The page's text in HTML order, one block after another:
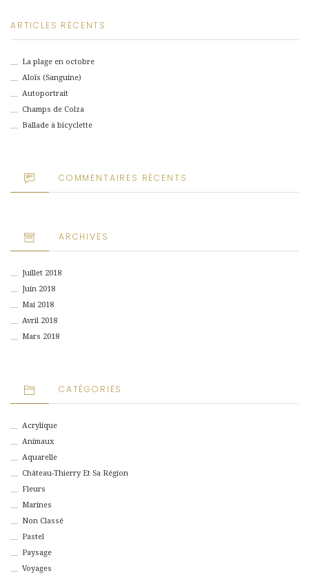
ARTICLES RÉCENTS
La plage en octobre
Aloïs (Sanguine)
Autoportrait
Champs de Colza
Ballade à bicyclette
COMMENTAIRES RÉCENTS
ARCHIVES
Juillet 2018
Juin 2018
Mai 2018
Avril 2018
Mars 2018
CATÉGORIES
Acrylique
Animaux
Aquarelle
Château-Thierry Et Sa Région
Fleurs
Marines
Non Classé
Pastel
Paysage
Voyages